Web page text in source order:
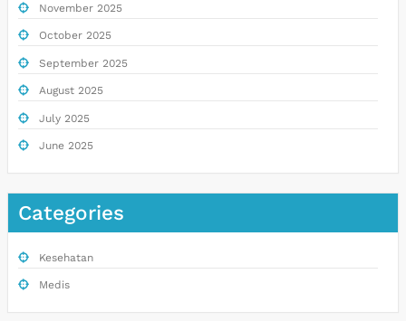
November 2025
October 2025
September 2025
August 2025
July 2025
June 2025
Categories
Kesehatan
Medis